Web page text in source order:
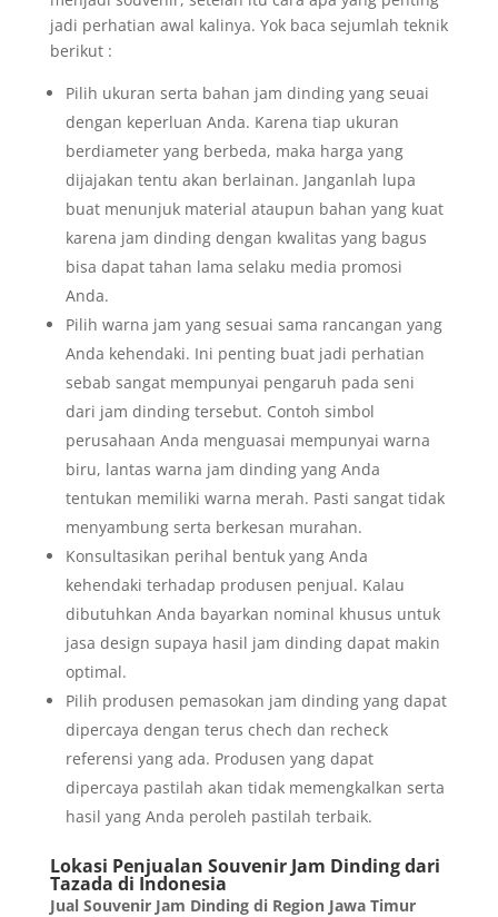
jadi perhatian awal kalinya. Yok baca sejumlah teknik
berikut :
Pilih ukuran serta bahan jam dinding yang seuai
dengan keperluan Anda. Karena tiap ukuran
berdiameter yang berbeda, maka harga yang
dijajakan tentu akan berlainan. Janganlah lupa
buat menunjuk material ataupun bahan yang kuat
karena jam dinding dengan kwalitas yang bagus
bisa dapat tahan lama selaku media promosi
Anda.
Pilih warna jam yang sesuai sama rancangan yang
Anda kehendaki. Ini penting buat jadi perhatian
sebab sangat mempunyai pengaruh pada seni
dari jam dinding tersebut. Contoh simbol
perusahaan Anda menguasai mempunyai warna
biru, lantas warna jam dinding yang Anda
tentukan memiliki warna merah. Pasti sangat tidak
menyambung serta berkesan murahan.
Konsultasikan perihal bentuk yang Anda
kehendaki terhadap produsen penjual. Kalau
dibutuhkan Anda bayarkan nominal khusus untuk
jasa design supaya hasil jam dinding dapat makin
optimal.
Pilih produsen pemasokan jam dinding yang dapat
dipercaya dengan terus chech dan recheck
referensi yang ada. Produsen yang dapat
dipercaya pastilah akan tidak memengkalkan serta
hasil yang Anda peroleh pastilah terbaik.
Lokasi Penjualan Souvenir Jam Dinding dari
Tazada di Indonesia
Jual Souvenir Jam Dinding di Region Jawa Timur